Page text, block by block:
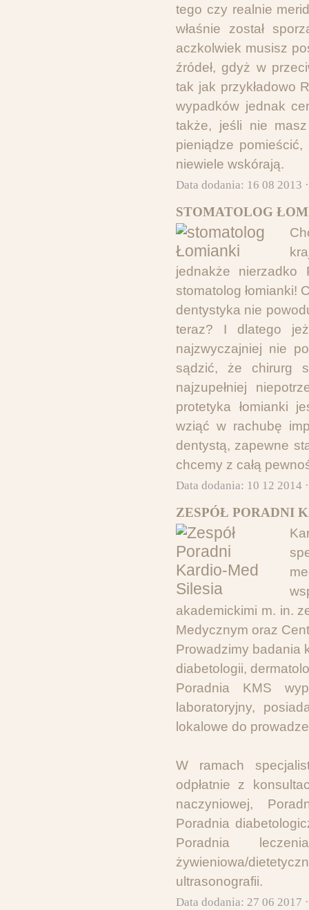
tego czy realnie
właśnie został
aczkolwiek musisz
źródeł, gdyż w
tak jak przykładowo
wypadków jednak
także, jeśli nie
pieniądze
niewiele wskórają.
Data dodania: 16 08 2013
STOMATOLOG
jednakże nierzadko
stomatolog łomianki!
dentystyka nie
teraz? I dlatego
najzwyczajniej nie
sądzić, że chirurg
najzupełniej
protetyka łomianki
wziąć w rachubę
dentystą, zapewne
chcemy z całą
Data dodania: 10 12 2014
ZESPÓŁ PORADNI
akademickimi m. in.
Medycznym oraz
Prowadzimy badania
diabetologii,
Poradnia KMS
laboratoryjny,
lokalowe do
W ramach
odpłatnie z
naczyniowej,
Poradnia
Poradnia
żywieniowa/
ultrasonografii.
Data dodania: 27 06 2017